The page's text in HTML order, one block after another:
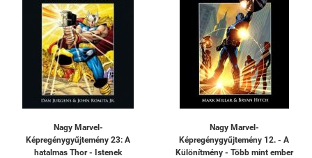
Nagy Marvel-
Képregénygyűjtemény 23: A
hatalmas Thor - Istenek
Nagy Marvel-
Képregénygyűjtemény 12. - A
Különítmény - Több mint ember